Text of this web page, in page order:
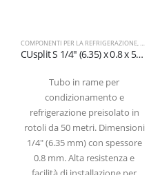
COMPONENTI PER LA REFRIGERAZIONE,TUBI
CUsplit S 1/4″ (6.35) x 0.8 x 50m – Tubo in rame preisolato in rotolo
Tubo in rame per
condizionamento e
refrigerazione preisolato in
rotoli da 50 metri. Dimensioni
1/4″ (6.35 mm) con spessore
0.8 mm. Alta resistenza e